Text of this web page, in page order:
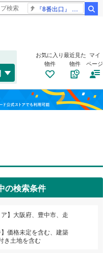
『8番出口』 金ロー
お気に入り
物件
最近見た
物件
マイ
ページ
の検索条件
大阪府、豊中市、走
価格未定を含む、建築
き土地を含む
(9)
)
(0)
(12)
( 26)
(2)
(3)
南(1)
)
線(
(0)
(0)
中央線(0)
貴線(0)
明寺線(0)
（0）
り（1）